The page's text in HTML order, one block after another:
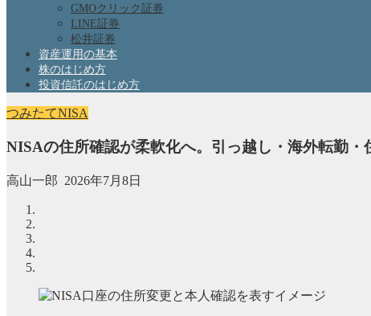
GMOクリック証券
LINE証券
松井証券
資産運用の基本
株のはじめ方
投資信託のはじめ方
つみたてNISA
NISAの住所確認が柔軟化へ。引っ越し・海外転勤
高山一郎 2026年7月8日